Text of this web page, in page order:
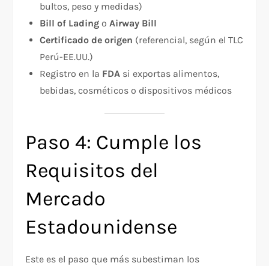
bultos, peso y medidas)
Bill of Lading oAirway Bill
Certificado de origen (referencial, según el TLC
Perú-EE.UU.)
Registro en la FDA si exportas alimentos,
bebidas, cosméticos o dispositivos médicos
Paso 4: Cumple los
Requisitos del
Mercado
Estadounidense
Este es el paso que más subestiman los